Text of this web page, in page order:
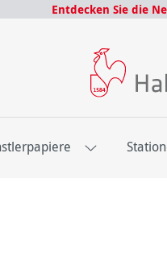
Entdecken Sie die